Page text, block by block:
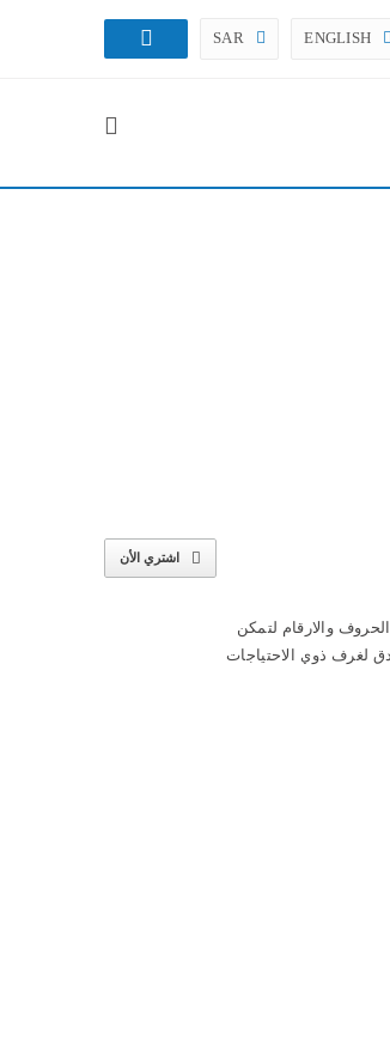
SAR ENGLISH
اشتري الأن
والارقام لتمكن
لغرف ذوي الاحتياجات